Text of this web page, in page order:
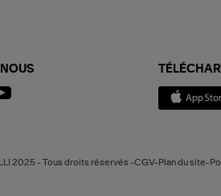
2025 - Tous droits réservés -CGV-Plan du site-